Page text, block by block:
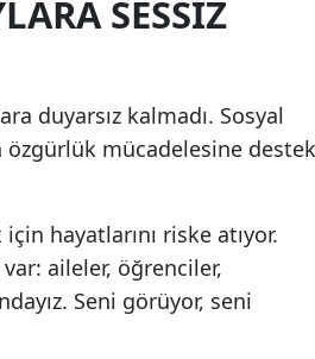
SESSIZ
duyarsız kalmadı. Sosyal
özgürlük mücadelesine destek
hayatlarını riske atıyor.
aileler, öğrenciler,
Seni görüyor, seni